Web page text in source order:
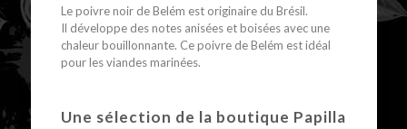
Le poivre noir de Belém est originaire du Brésil.
Il développe des notes anisées et boisées avec une
chaleur bouillonnante. Ce poivre de Belém est idéal
pour les viandes marinées.
Une sélection de la boutique Papilla